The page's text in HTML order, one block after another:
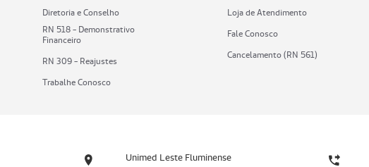
Diretoria e Conselho
RN 518 - Demonstrativo
Financeiro
RN 309 - Reajustes
Trabalhe Conosco
Loja de Atendimento
Fale Conosco
Cancelamento (RN 561)
Unimed Leste Fluminense